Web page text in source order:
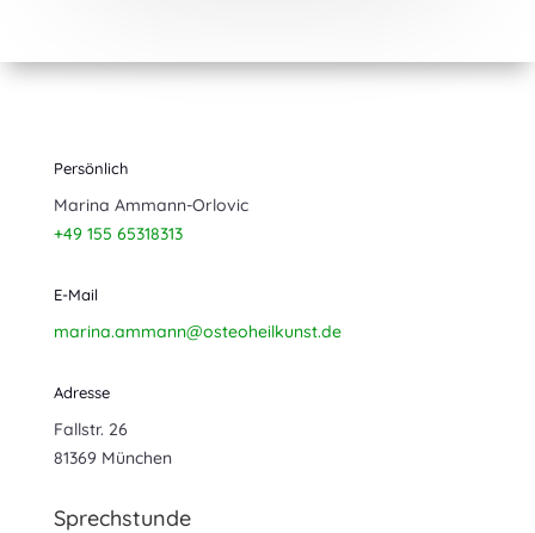
Persönlich
Marina Ammann-Orlovic
+49 155 65318313
E-Mail
marina.ammann@osteoheilkunst.de
Adresse
Fallstr. 26
81369 München
Sprechstunde